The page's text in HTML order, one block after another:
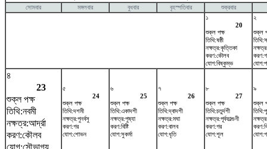
সোমবার মঙ্গলবার বুধবার বৃহস্পতিবার
শুক্রবার
১
20
শুক্ল পক্ষ
তিথি:ষষ্ঠী
নক্ষত্র:কৃত্তিকা
করণ:কৌলব
যোগ:বিষ্কুম্ভ
২
শুক্ল
৪
23
শুক্ল পক্ষ
তিথি:নবমী
নক্ষত্র:আর্দ্রা
করণ:কৌলব
৫
24
শুক্ল পক্ষ
তিথি:দশমী
নক্ষত্র:পুনর্বসু
করণ:গর
যোগ:শোভন
৬
25
শুক্ল পক্ষ
তিথি:একাদশী
নক্ষত্র:পুষ্যা
করণ:বিষ্টি
যোগ:সুকর্মা
৭
26
শুক্ল পক্ষ
তিথি:দ্বাদশী
নক্ষত্র:মঘা
করণ:বালব
যোগ:ধৃতি
৮
27
শুক্ল পক্ষ
তিথি:চতুর্দশী
নক্ষত্র:পূর্বফাল্গুনী
করণ:গর
যোগ:শূল
৯
শুক্ল